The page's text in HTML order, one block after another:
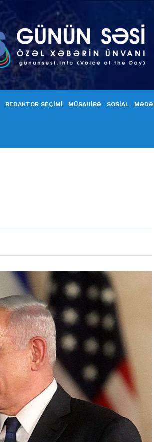
REDAKTOR SEÇİMİ MÜSAHİBƏ SOSİAL